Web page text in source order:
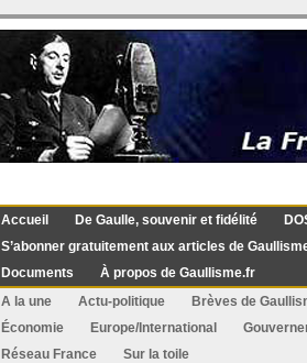
Accueil De Gaulle, souvenir et fidélité
S’abonner gratuitement aux articles de
Documents
À propos de Gaullisme.fr
A la une
Actu-politique Brèves de
Économie
Europe/International
Réseau France
Sur la toile